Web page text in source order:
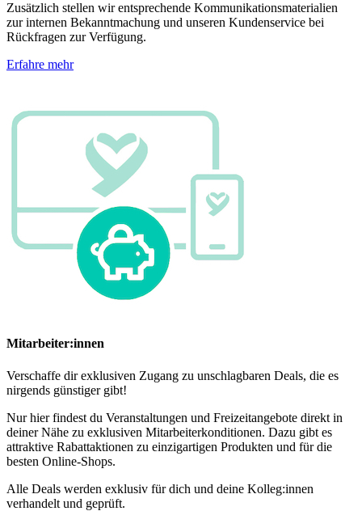
Zusätzlich stellen wir entsprechende Kommunikationsmaterialien
zur internen Bekanntmachung und unseren Kundenservice bei
Rückfragen zur Verfügung.
Erfahre mehr
Mitarbeiter:innen
Verschaffe dir exklusiven Zugang zu unschlagbaren Deals, die es
nirgends günstiger gibt!
Nur hier findest du Veranstaltungen und Freizeitangebote direkt in
deiner Nähe zu exklusiven Mitarbeiterkonditionen. Dazu gibt es
attraktive Rabattaktionen zu einzigartigen Produkten und für die
besten Online-Shops.
Alle Deals werden exklusiv für dich und deine Kolleg:innen
verhandelt und geprüft.